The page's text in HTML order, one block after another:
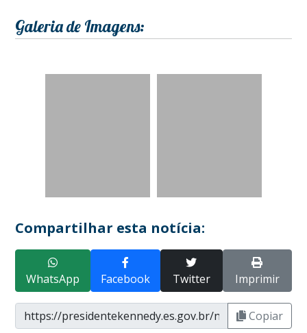
Galeria de Imagens:
Compartilhar esta notícia:
WhatsApp Facebook Twitter Imprimir
Copiar